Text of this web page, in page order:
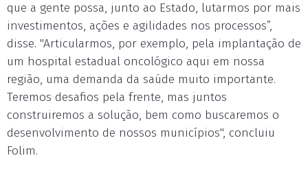
que a gente possa, junto ao Estado, lutarmos por mais
investimentos, ações e agilidades nos processos”,
disse. "Articularmos, por exemplo, pela implantação de
um hospital estadual oncológico aqui em nossa
região, uma demanda da saúde muito importante.
Teremos desafios pela frente, mas juntos
construiremos a solução, bem como buscaremos o
desenvolvimento de nossos municípios", concluiu
Folim.